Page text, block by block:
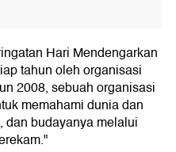
Hari Mendengarkan
tahun oleh organisasi
2008, sebuah organisasi
memahami dunia dan
dan budayanya melalui